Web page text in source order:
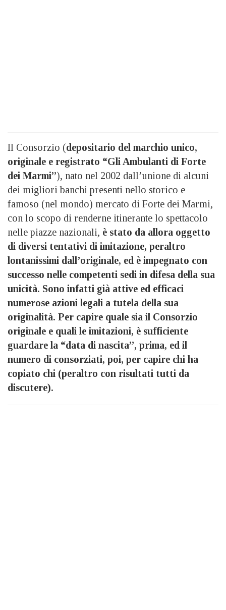
Il Consorzio (depositario del marchio unico,
originale e registrato “Gli Ambulanti di Forte
dei Marmi”), nato nel 2002 dall’unione di alcuni
dei migliori banchi presenti nello storico e
famoso (nel mondo) mercato di Forte dei Marmi,
con lo scopo di renderne itinerante lo spettacolo
nelle piazze nazionali, è stato da allora oggetto
di diversi tentativi di imitazione, peraltro
lontanissimi dall’originale, ed è impegnato con
successo nelle competenti sedi in difesa della sua
unicità. Sono infatti già attive ed efficaci
numerose azioni legali a tutela della sua
originalità. Per capire quale sia il Consorzio
originale e quali le imitazioni, è sufficiente
guardare la “data di nascita”, prima, ed il
numero di consorziati, poi, per capire chi ha
copiato chi (peraltro con risultati tutti da
discutere).